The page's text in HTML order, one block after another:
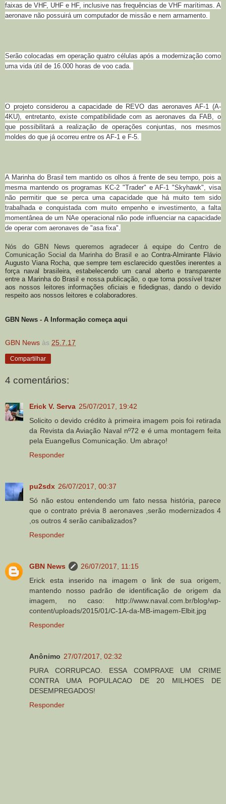
faixas de VHF, UHF e HF, inclusive nas frequências de VHF marítimas. A
aeronave não possuirá um computador de missão e nem armamento.
Serão colocadas em operação quatro células após a modernização como
uma vida útil de 16.000 horas de voo cada.
O projeto considerou a capacidade de REVO das aeronaves AF-1 (A-
4KU), entretanto, existe compatibilidade com as aeronaves da FAB, o
que possibilitará a realização de operações conjuntas, nos mesmos
moldes do que já ocorreu entre os AF-1 e F-5.
A Marinha do Brasil tem mantido os olhos á frente de seu tempo, pois a
mesma mantendo os programas KC-2 "Trader" e AF-1 "Skyhawk", visa
não permitir que se perca uma capacidade que há muito tem sido
trabalhada e conquistada com muito empenho e investimento, a falta
momentânea de um NAe operacional não pode influenciar na capacidade
de operar com aeronaves de "asa fixa".
Nós do GBN News queremos agradecer á equipe do Centro de
Comunicação Social da Marinha do Brasil e aoContra-Almirante Flávio
Augusto Viana Rocha, que sempre tem esclarecido questões inerentes a
força naval brasileira, estabelecendo um canal aberto e transparente
entre a Marinha do Brasil e nossa publicação, o que torna possível trazer
aos nossos leitores informações oficiais e fidedignas, dando o devido
respeito aos nossos leitores e colaboradores.
GBN News - A Informação começa aqui
GBN News às 25.7.17
Compartilhar
4 comentários:
Erick V. Serva 25/07/2017, 19:42
Solicito o devido crédito à primeira imagem pois foi retirada
da Revista da Aviação Naval nº72 e é uma montagem feita
pela Euangellus Comunicação. Um abraço!
Responder
pu2sdx 26/07/2017, 00:37
Só não estou entendendo um fato nessa história, parece
que o contrato prévia 8 aeronaves ,serão modernizados 4
,os outros 4 serão canibalizados?
Responder
GBN News
26/07/2017, 11:15
Erick esta inserido na imagem o link de sua origem,
mantendo nosso padrão de identificação de origem da
imagem, no caso: http://www.naval.com.br/blog/wp-
content/uploads/2015/01/C-1A-da-MB-imagem-Elbit.jpg
Responder
Anônimo 27/07/2017, 02:32
PURA CORRUPCAO. ESSA COMPRAXE UM CRIME
CONTRA UMA POPULACAO DE 20 MILHOES DE
DESEMPREGADOS!
Responder